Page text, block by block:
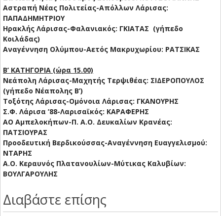
Αστραπή Νέας Πολιτείας-Απόλλων Λάρισας:
ΠΑΠΑΔΗΜΗΤΡΙΟΥ
Ηρακλής Λάρισας-Φαλανιακός: ΓΚΙΑΤΑΣ (γήπεδο
Κοιλάδας)
Αναγέννηση Ολύμπου-Αετός Μακρυχωρίου: ΡΑΤΣΙΚΑΣ
Β’ ΚΑΤΗΓΟΡΙΑ (ώρα 15.00)
Νεάπολη Λάρισας-Μαχητής Τερψιθέας: ΣΙΔΕΡΟΠΟΥΛΟΣ
(γήπεδο Νέαπολης Β’)
Τοξότης Λάρισας-Ομόνοια Λάρισας: ΓΚΑΝΟΥΡΗΣ
Σ.Φ. Λάρισα ’88-Λαρισαϊκός: ΚΑΡΑΦΕΡΗΣ
ΑΟ Αμπελοκήπων-Π. Α.Ο. Δευκαλίων Κρανέας:
ΠΑΤΣΙΟΥΡΑΣ
Προοδευτική Βερδικούσσας-Αναγέννηση Ευαγγελισμού:
ΝΤΑΡΗΣ
Α.Ο. Κεραυνός Πλατανουλίων-Μύτικας Καλυβίων:
ΒΟΥΛΓΑΡΟΥΛΗΣ
Διαβάστε επίσης